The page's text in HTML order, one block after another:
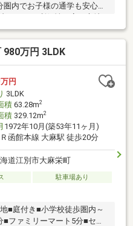
内でお子様の通学も安心の
る都市ガスエリア。光熱費
す。●余裕のある広い土地
家庭菜園等楽しむことが可
部屋＋納戸と利便性の良い
各居室に収納もありゆとりあ
面道路は8m幅のため、車の
ができます！
980万円 3LDK
万円
3LDK
積63.28m2
積329.12m2
1972年10月(築53年11ヶ月)
Ｒ函館本線 大麻駅 徒歩20分
道江別市大麻栄町
駐車場あり
■庭付き■小学校徒歩圏内～
ファミリーマート5分■セブ